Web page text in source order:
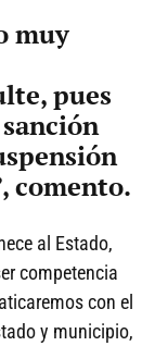
muy
pues
comento.
al Estado,
competencia
con el
y municipio,